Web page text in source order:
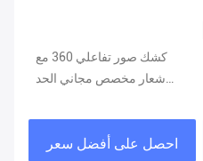
كشك صور تفاعلي 360 مع
شعار مخصص مجاني الحد
نسيج معدني
احصل على أفضل سعر